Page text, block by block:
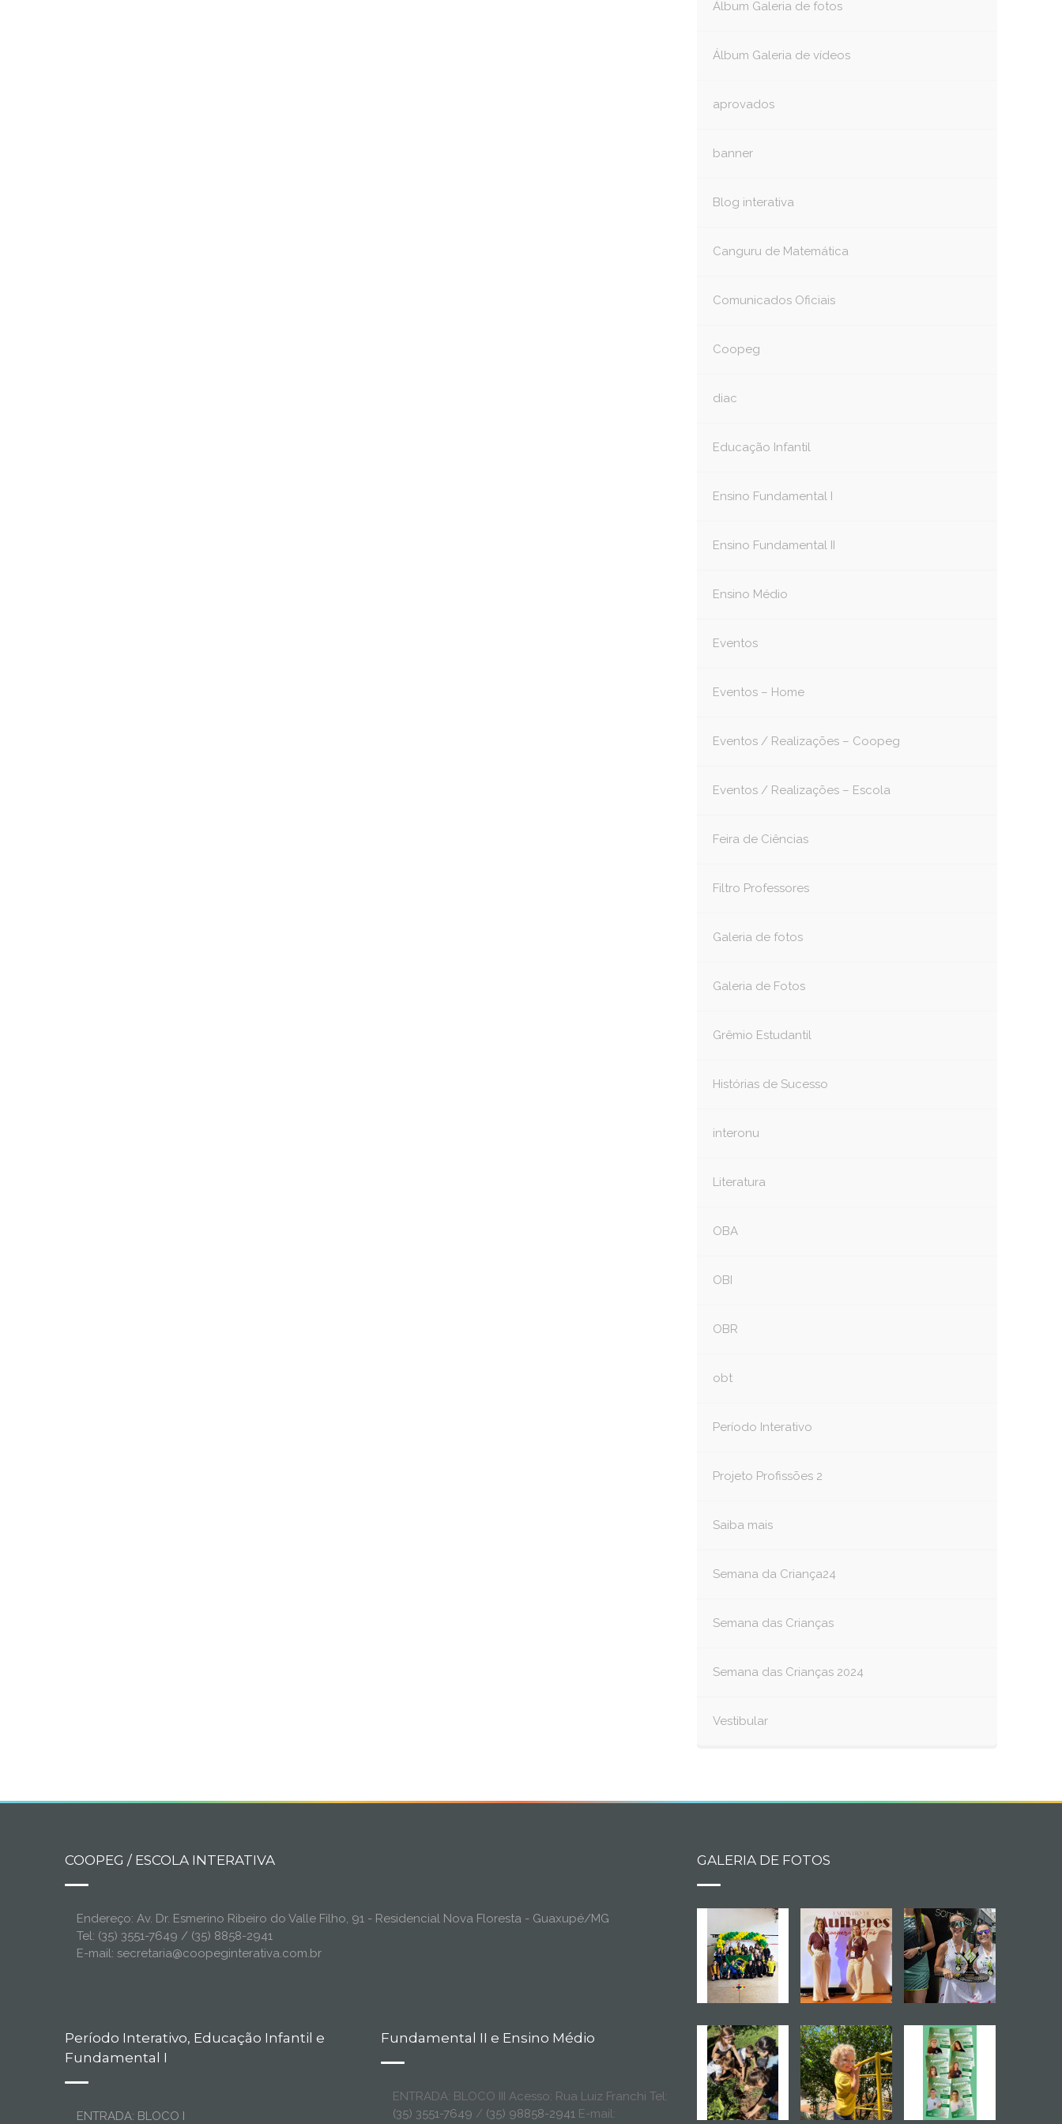
Álbum Galeria de fotos
Álbum Galeria de vídeos
aprovados
banner
Blog interativa
Canguru de Matemática
Comunicados Oficiais
Coopeg
diac
Educação Infantil
Ensino Fundamental I
Ensino Fundamental II
Ensino Médio
Eventos
Eventos – Home
Eventos / Realizações – Coopeg
Eventos / Realizações – Escola
Feira de Ciências
Filtro Professores
Galeria de fotos
Galeria de Fotos
Grêmio Estudantil
Histórias de Sucesso
interonu
Literatura
OBA
OBI
OBR
obt
Período Interativo
Projeto Profissões 2
Saiba mais
Semana da Criança24
Semana das Crianças
Semana das Crianças 2024
Vestibular
COOPEG / ESCOLA INTERATIVA
Endereço: Av. Dr. Esmerino Ribeiro do Valle Filho, 91 - Residencial Nova Floresta - Guaxupé/MG
Tel: (35) 3551-7649 / (35) 8858-2941
E-mail: secretaria@coopeginterativa.com.br
Período Interativo, Educação Infantil e
Fundamental I
ENTRADA: BLOCO I
Fundamental II e Ensino Médio
ENTRADA: BLOCO III Acesso: Rua Luiz Franchi Tel:
(35) 3551-7649 / (35) 98858-2941E-mail:
GALERIA DE FOTOS